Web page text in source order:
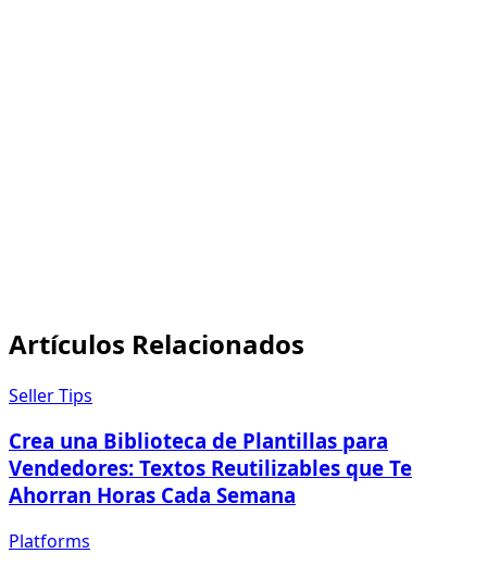
Artículos Relacionados
Seller Tips
Crea una Biblioteca de Plantillas para
Vendedores: Textos Reutilizables que Te
Ahorran Horas Cada Semana
Platforms